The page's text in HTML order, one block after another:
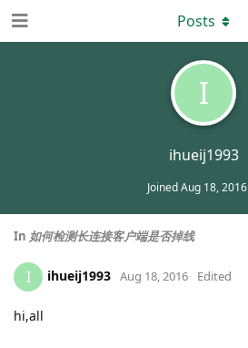
I
ihueij1993
JoinedAug 18, 2016
Posts
In 如何检测长连接客户端是否掉线
I ihueij1993 Aug 18, 2016 Edited
hi,all